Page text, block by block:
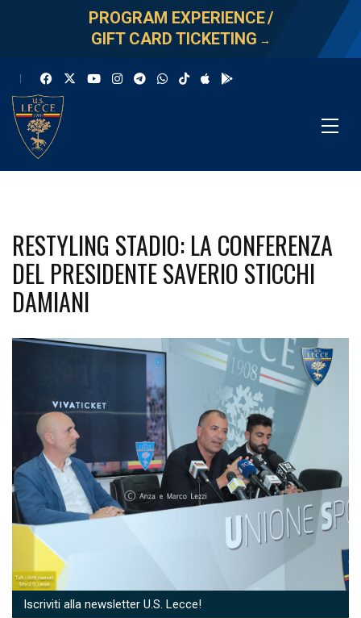
PROGRAM EXPERIENCE/
GIFT CARD TICKETING →
RESTYLING STADIO: LA CONFERENZA
DEL PRESIDENTE SAVERIO STICCHI
DAMIANI
Iscriviti alla newsletter U.S. Lecce!